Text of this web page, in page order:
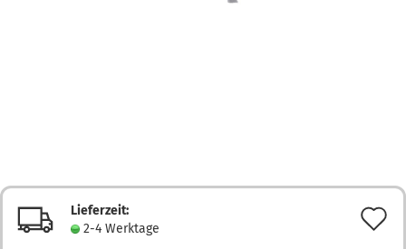
Lieferzeit:
2-4 Werktage